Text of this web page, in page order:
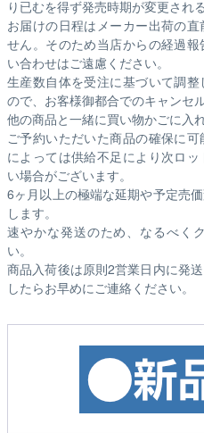
り已むを得ず発売時期が変更され
お届けの日程はメーカー出荷の
せん。そのため当店からの経過
い合わせはご遠慮ください。
生産数自体を受注に基づいて調
ので、お客様御都合でのキャンセ
他の商品と一緒に買い物かごに入
ご予約いただいた商品の確保に
によっては供給不足により次ロ
い場合がございます。
6ヶ月以上の極端な延期や予定売
します。
速やかな発送のため、なるべく
い。
商品入荷後は原則2営業日内に発
したらお早めにご連絡ください。